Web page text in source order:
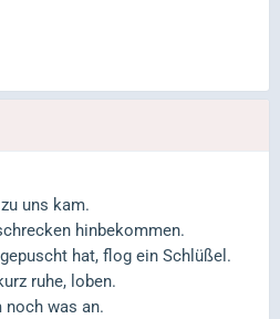
uns kam.
hinbekommen.
hat, flog ein Schlüßel.
ruhe, loben.
was an.